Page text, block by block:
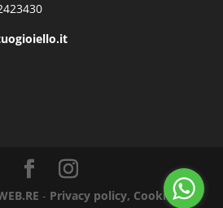
- Privacy policy, Cookie